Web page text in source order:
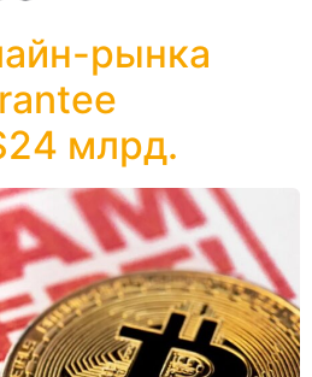
рынка
млрд.